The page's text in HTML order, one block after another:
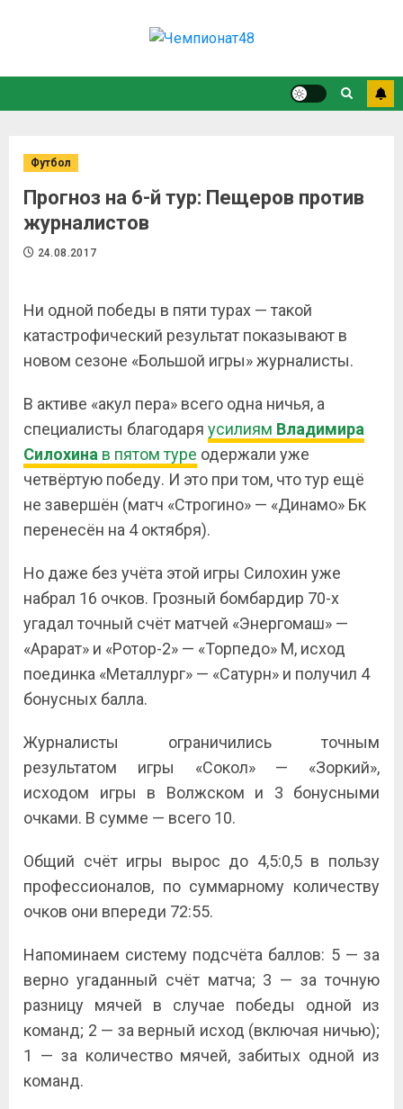
Футбол
Прогноз на 6-й тур: Пещеров против
журналистов
24.08.2017
Ни одной победы в пяти турах — такой
катастрофический результат показывают в
новом сезоне «Большой игры» журналисты.
В активе «акул пера» всего одна ничья, а
специалисты благодаря усилиям Владимира
Силохина в пятом туре одержали уже
четвёртую победу. И это при том, что тур ещё
не завершён (матч «Строгино» — «Динамо» Бк
перенесён на 4 октября).
Но даже без учёта этой игры Силохин уже
набрал 16 очков. Грозный бомбардир 70-х
угадал точный счёт матчей «Энергомаш» —
«Арарат» и «Ротор-2» — «Торпедо» М, исход
поединка «Металлург» — «Сатурн» и получил 4
бонусных балла.
Журналисты ограничились точным
результатом игры «Сокол» — «Зоркий»,
исходом игры в Волжском и 3 бонусными
очками. В сумме — всего 10.
Общий счёт игры вырос до 4,5:0,5 в пользу
профессионалов, по суммарному количеству
очков они впереди 72:55.
Напоминаем систему подсчёта баллов: 5 — за
верно угаданный счёт матча; 3 — за точную
разницу мячей в случае победы одной из
команд; 2 — за верный исход (включая ничью);
1 — за количество мячей, забитых одной из
команд.